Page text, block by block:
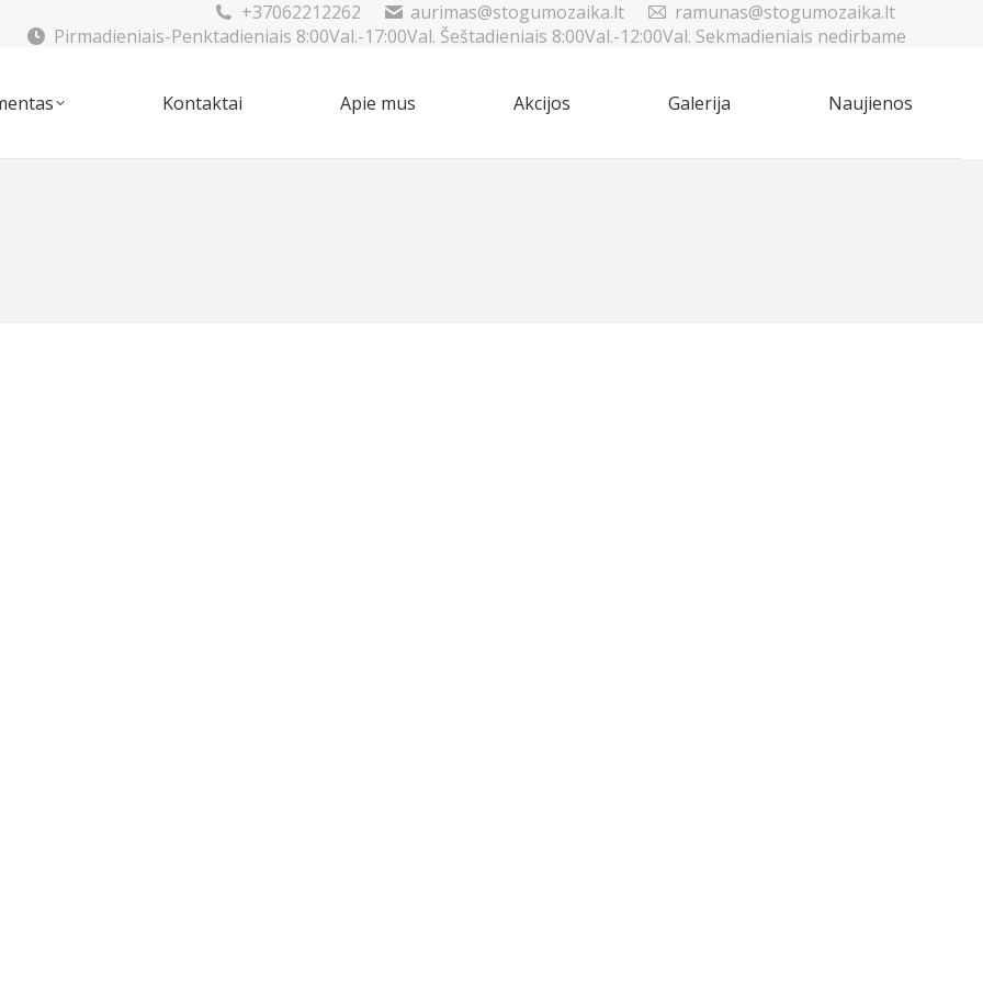
+37062212262 aurimas@stogumozaika.lt
ramunas@stogumozaika.lt
Pirmadieniais-Penktadieniais 8:00Val.-17:00Val. Šeštadieniais 8:00Val.-12:00Val. Sekmadieniais nedirbame
Kontaktai Apie mus Akcijos Galerija Naujienos
Kontaktai Apie mus Akcijos Galerija Naujienos